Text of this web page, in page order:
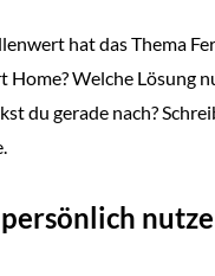
hat das Thema
Home? Welche Lösung
du gerade nach?
nutze